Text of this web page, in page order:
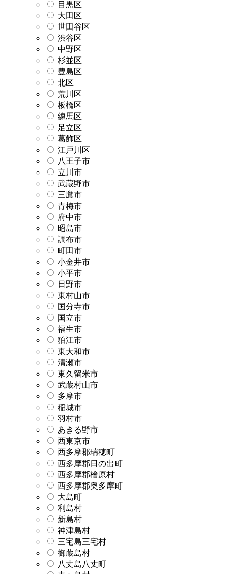
目黒区
大田区
世田谷区
渋谷区
中野区
杉並区
豊島区
北区
荒川区
板橋区
練馬区
足立区
葛飾区
江戸川区
八王子市
立川市
武蔵野市
三鷹市
青梅市
府中市
昭島市
調布市
町田市
小金井市
小平市
日野市
東村山市
国分寺市
国立市
福生市
狛江市
東大和市
清瀬市
東久留米市
武蔵村山市
多摩市
稲城市
羽村市
あきる野市
西東京市
西多摩郡瑞穂町
西多摩郡日の出町
西多摩郡檜原村
西多摩郡奥多摩町
大島町
利島村
新島村
神津島村
三宅島三宅村
御蔵島村
八丈島八丈町